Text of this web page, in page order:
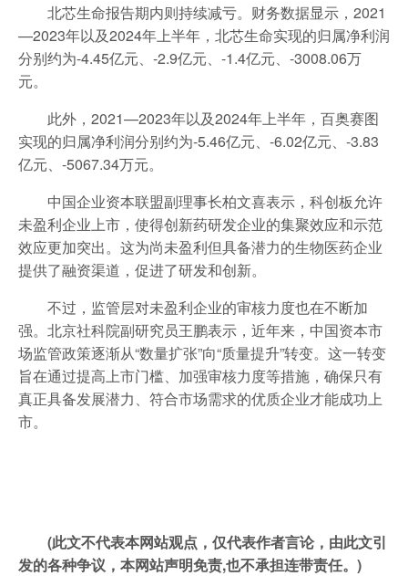
北芯生命报告期内则持续减亏。财务数据显示，2021
—2023年以及2024年上半年，北芯生命实现的归属净利润
分别约为-4.45亿元、-2.9亿元、-1.4亿元、-3008.06万
元。
此外，2021—2023年以及2024年上半年，百奥赛图
实现的归属净利润分别约为-5.46亿元、-6.02亿元、-3.83
亿元、-5067.34万元。
中国企业资本联盟副理事长柏文喜表示，科创板允许
未盈利企业上市，使得创新药研发企业的集聚效应和示范
效应更加突出。这为尚未盈利但具备潜力的生物医药企业
提供了融资渠道，促进了研发和创新。
不过，监管层对未盈利企业的审核力度也在不断加
强。北京社科院副研究员王鹏表示，近年来，中国资本市
场监管政策逐渐从“数量扩张”向“质量提升”转变。这一转变
旨在通过提高上市门槛、加强审核力度等措施，确保只有
真正具备发展潜力、符合市场需求的优质企业才能成功上
市。
(此文不代表本网站观点，仅代表作者言论，由此文引
发的各种争议，本网站声明免责,也不承担连带责任。)